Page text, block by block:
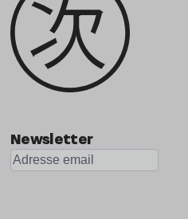
Newsletter